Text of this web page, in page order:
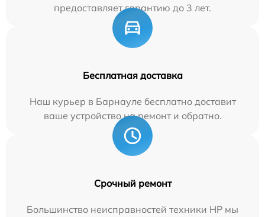
предоставляет гарантию до 3 лет.
Бесплатная доставка
Наш курьер в Барнауле бесплатно доставит
ваше устройство на ремонт и обратно.
Срочный ремонт
Большинство неисправностей техники HP мы